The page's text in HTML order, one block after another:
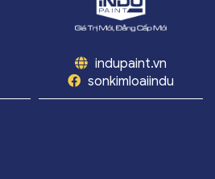
indupaint.vn
sonkimloaiindu